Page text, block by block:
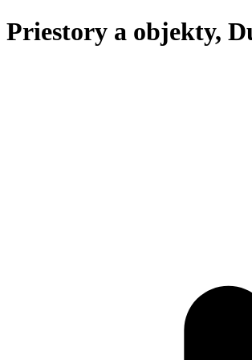
Priestory a objekty,